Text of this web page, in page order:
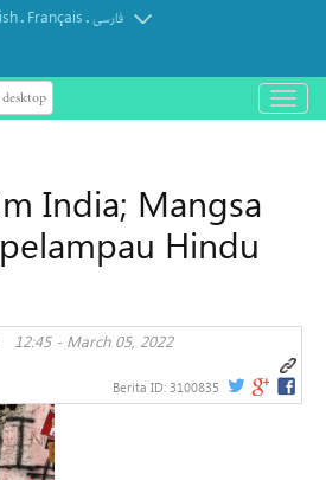
. Français.فارسی
باز
و
India; Mangsa
Hindu
12:45 - March 05, 2022
Berita ID: 3100835